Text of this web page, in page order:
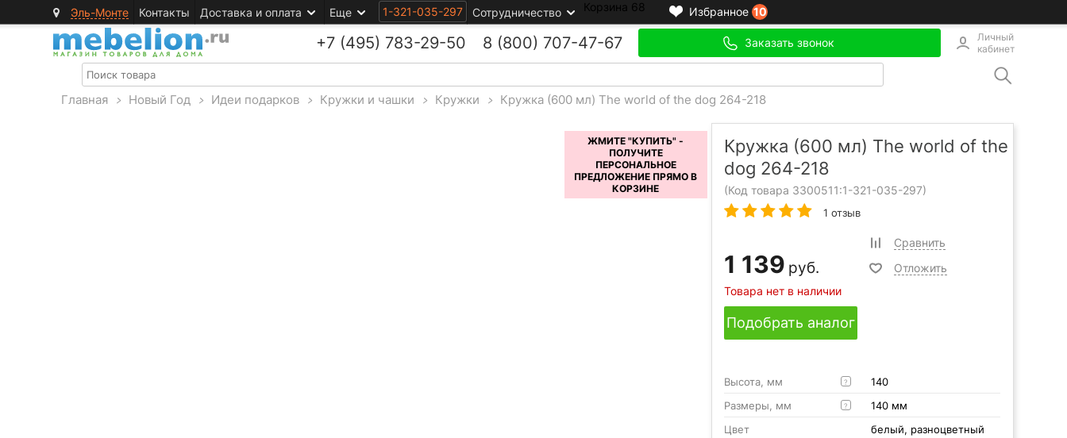
Эль-Монте Контакты Доставка и оплата Еще 1-321-035-297 Сотрудничество Избранное 10
Корзина 68
+7 (495) 783-29-50 8 (800) 707-47-67 Заказать звонок
Личный
кабинет
Главная > Новый Год > Идеи подарков > Кружки и чашки > Кружки > Кружка (600 мл) The world of the dog 264-218
Кружка (600 мл) The world of the
dog 264-218
(Код товара 3300511:1-321-035-297)
1 отзыв
1 139 руб.
Товара нет в наличии
Сравнить
Отложить
Подобрать аналог
Высота, мм ?
140
Размеры, мм
?
140 мм
Цвет
белый, разноцветный